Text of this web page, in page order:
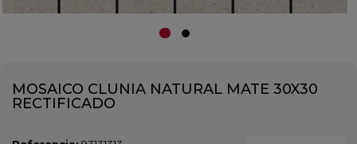
MOSAICO CLUNIA NATURAL MATE 30X30
RECTIFICADO